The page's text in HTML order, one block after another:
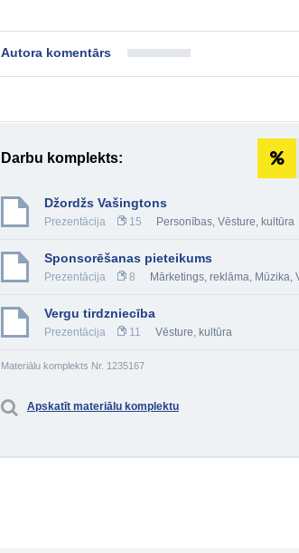
Autora komentārs
Darbu komplekts:
Džordžs Vašingtons
Prezentācija 15 Personības, Vēsture, kultūra
Sponsorēšanas pieteikums
Prezentācija 8 Mārketings, reklāma, Mūzika,
Vergu tirdzniecība
Prezentācija 11 Vēsture, kultūra
Materiālu komplekts Nr. 1235167
Apskatīt materiālu komplektu